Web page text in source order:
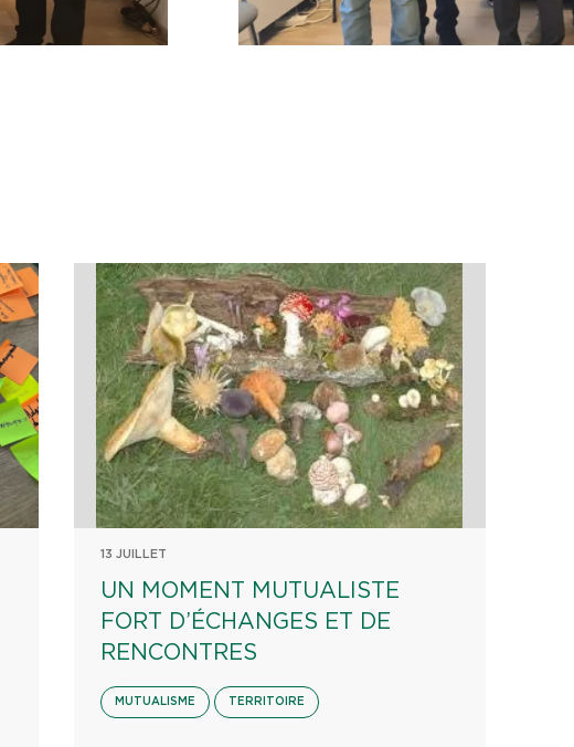
13 JUILLET
UN MOMENT MUTUALISTE
FORT D’ÉCHANGES ET DE
RENCONTRES
MUTUALISME TERRITOIRE